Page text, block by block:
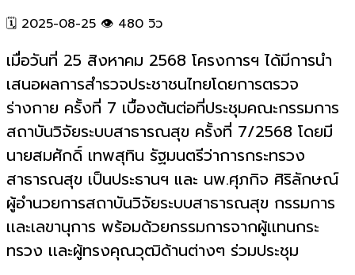
🗓️ 2025-08-25 👁️ 480 วิว
เมื่อวันที่ 25 สิงหาคม 2568 โครงการฯ ได้มีการนำ
เสนอผลการสำรวจประชาชนไทยโดยการตรวจ
ร่างกาย ครั้งที่ 7 เบื้องต้นต่อที่ประชุมคณะกรรมการ
สถาบันวิจัยระบบสาธารณสุข ครั้งที่ 7/2568 โดยมี
นายสมศักดิ์ เทพสุทิน รัฐมนตรีว่าการกระทรวง
สาธารณสุข เป็นประธานฯ และ นพ.ศุภกิจ ศิริลักษณ์
ผู้อำนวยการสถาบันวิจัยระบบสาธารณสุข กรรมการ
เเละเลขานุการ พร้อมด้วยกรรมการจากผู้เเทนกระ
ทรวง เเละผู้ทรงคุณวุฒิด้านต่างๆ ร่วมประชุม